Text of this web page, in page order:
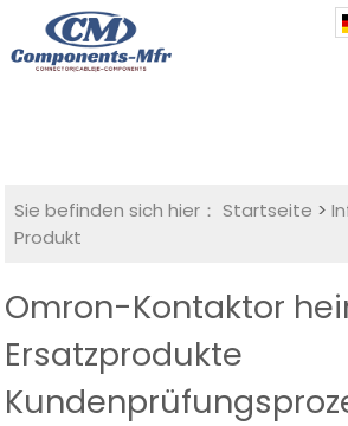
Sie befinden sich hier： Startseite >
Produkt
Omron-Kontaktor
Ersatzprodukte